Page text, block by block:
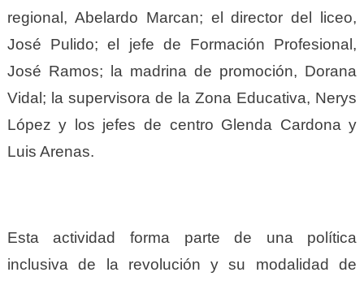
regional, Abelardo Marcan; el director del liceo,
José Pulido; el jefe de Formación Profesional,
José Ramos; la madrina de promoción, Dorana
Vidal; la supervisora de la Zona Educativa, Nerys
López y los jefes de centro Glenda Cardona y
Luis Arenas.
Esta actividad forma parte de una política
inclusiva de la revolución y su modalidad de